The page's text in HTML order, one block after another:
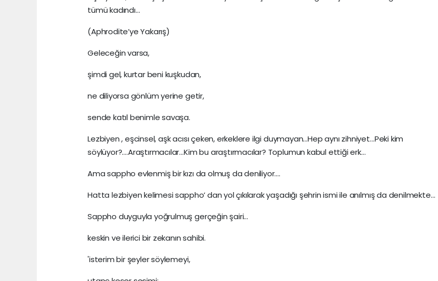
tümü kadındı…
(Aphrodite’ye Yakarış)
Geleceğin varsa,
şimdi gel, kurtar beni kuşkudan,
ne diliyorsa gönlüm yerine getir,
sende katıl benimle savaşa.
Lezbiyen , eşcinsel, aşk acısı çeken, erkeklere ilgi duymayan…Hep aynı zihniyet…Peki kim
söylüyor?….Araştırmacılar…Kim bu araştırmacılar? Toplumun kabul ettiği erk…
Ama sappho evlenmiş bir kızı da olmuş da deniliyor….
Hatta lezbiyen kelimesi sappho’ dan yol çıkılarak yaşadığı şehrin ismi ile anılmış da denilmekte…
Sappho duyguyla yoğrulmuş gerçeğin şairi…
keskin ve ilerici bir zekanın sahibi.
'isterim bir şeyler söylemeyi,